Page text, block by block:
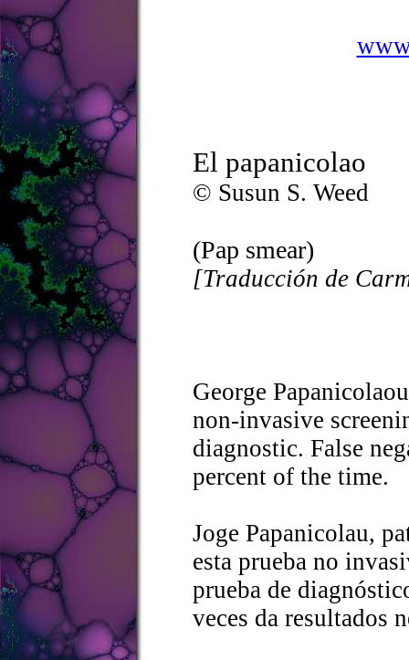
El papanicolao
© Susun S. Weed
(Pap smear)
[Traducción de
George
non-invasive
diagnostic. False
percent of the time.
Joge Papanicolau,
esta prueba no
prueba de
veces da resultados